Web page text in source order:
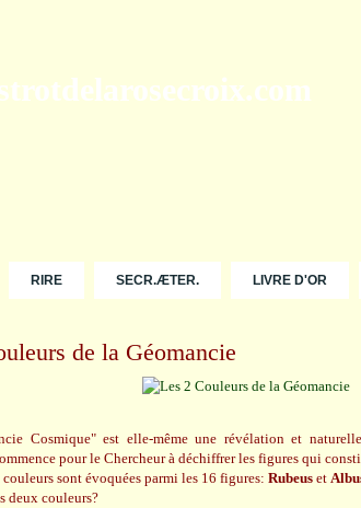
RIRE SECR.ÆTER. LIVRE D'OR
de la Géomancie
Cosmique" est elle-même une révélation et
pour le Chercheur à déchiffrer les figures qui
couleurs sont évoquées parmi les 16 figures: Rubeus et
deux couleurs?